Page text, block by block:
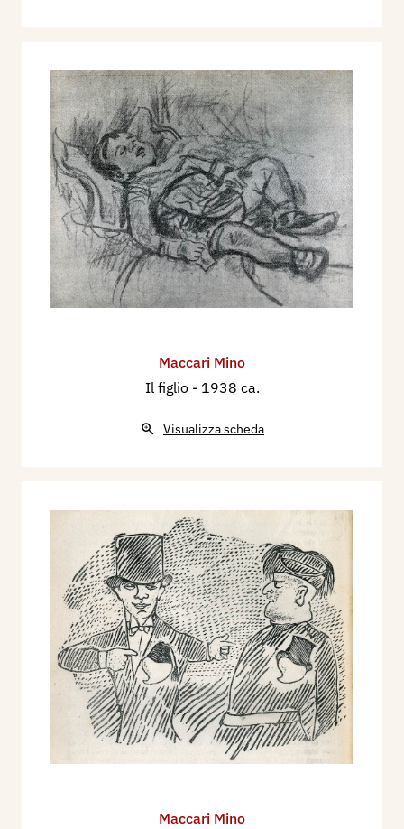
Maccari Mino
Il figlio - 1938 ca.
Visualizza scheda
Maccari Mino